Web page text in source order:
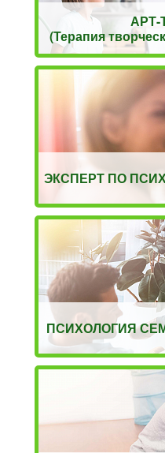
АРТ-
(Терапия
ЭКСПЕРТ ПО
ПСИХОЛОГИЯ